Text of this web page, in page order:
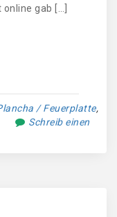
gab […]
/ Feuerplatte,
Schreib einen